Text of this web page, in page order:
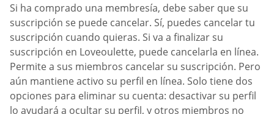
Si ha comprado una membresía, debe saber que su
suscripción se puede cancelar. Sí, puedes cancelar tu
suscripción cuando quieras. Si va a finalizar su
suscripción en Loveoulette, puede cancelarla en línea.
Permite a sus miembros cancelar su suscripción. Pero
aún mantiene activo su perfil en línea. Solo tiene dos
opciones para eliminar su cuenta: desactivar su perfil
lo ayudará a ocultar su perfil, y otros miembros no